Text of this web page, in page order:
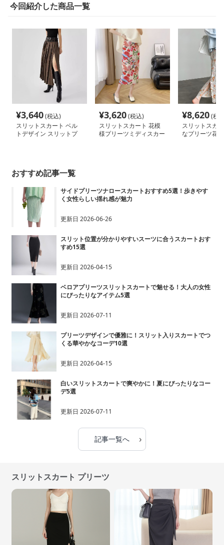
今回紹介した商品一覧
¥3,640(税込)
スリットスカート ベル
トデザイン スリットプ
¥3,620(税込)
スリットスカート 花模
様プリーツミディスカー
¥8,620(税
スリットスカ
なプリーツ花
おすすめ記事一覧
サイドプリーツナロースカートおすすめ5選！歩きやす
く女性らしい揺れ感が魅力
更新日 2026-06-26
スリット位置が分かりやすいスーツに合うスカートおす
すめ15選
更新日 2026-04-15
ベロアプリーツスリットスカートで魅せる！大人の女性
にぴったりなアイテム5選
更新日 2026-07-11
プリーツデザインで優雅に！スリット入りスカートでつ
くる華やかなコーデ10選
更新日 2026-04-15
白いスリットスカートで爽やかに！夏にぴったりなコー
デ5選
更新日 2026-07-11
記事一覧へ ›
スリットスカート プリーツ